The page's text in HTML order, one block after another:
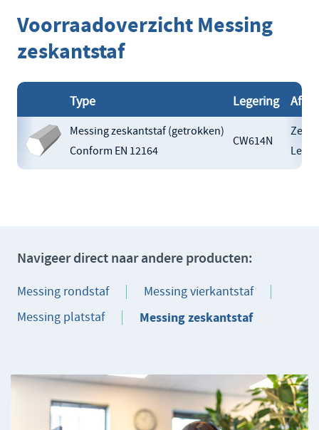
Voorraadoverzicht Messing
zeskantstaf
Type Legering
Messing zeskantstaf (getrokken)
Conform EN 12164
CW614N
Navigeer direct naar andere producten:
Messing rondstaf
Messing vierkantstaf
Messing platstaf
Messing zeskantstaf